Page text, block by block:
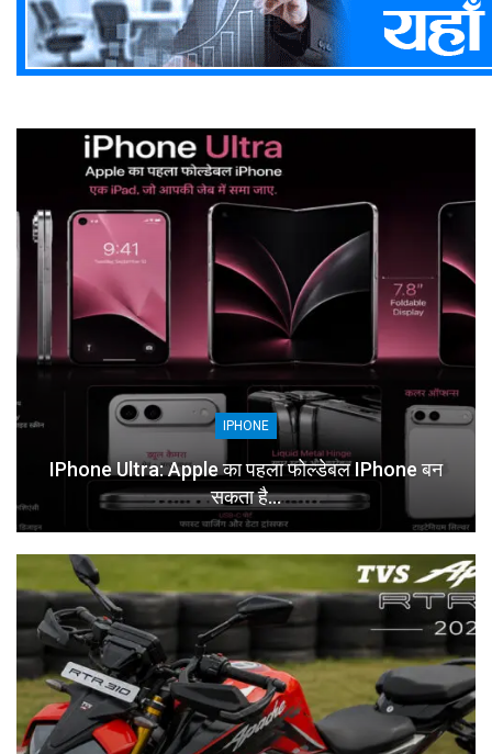
IPHONE
IPhone Ultra: Apple का पहला फोल्डेबल IPhone बन
सकता है…